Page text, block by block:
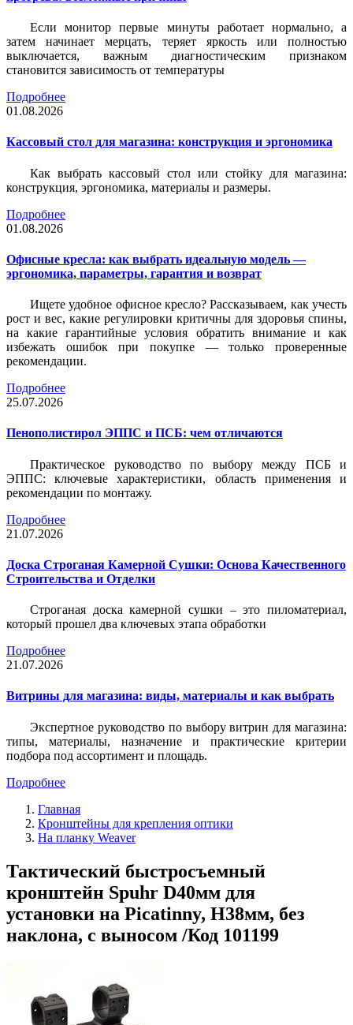
Если монитор первые минуты работает нормально, а
затем начинает мерцать, теряет яркость или полностью
выключается, важным диагностическим признаком
становится зависимость от температуры
Подробнее
01.08.2026
Кассовый стол для магазина: конструкция и эргономика
Как выбрать кассовый стол или стойку для магазина:
конструкция, эргономика, материалы и размеры.
Подробнее
01.08.2026
Офисные кресла: как выбрать идеальную модель —
эргономика, параметры, гарантия и возврат
Ищете удобное офисное кресло? Рассказываем, как учесть
рост и вес, какие регулировки критичны для здоровья спины,
на какие гарантийные условия обратить внимание и как
избежать ошибок при покупке — только проверенные
рекомендации.
Подробнее
25.07.2026
Пенополистирол ЭППС и ПСБ: чем отличаются
Практическое руководство по выбору между ПСБ и
ЭППС: ключевые характеристики, область применения и
рекомендации по монтажу.
Подробнее
21.07.2026
Доска Строганая Камерной Сушки: Основа Качественного
Строительства и Отделки
Строганая доска камерной сушки – это пиломатериал,
который прошел два ключевых этапа обработки
Подробнее
21.07.2026
Витрины для магазина: виды, материалы и как выбрать
Экспертное руководство по выбору витрин для магазина:
типы, материалы, назначение и практические критерии
подбора под ассортимент и площадь.
Подробнее
Главная
Кронштейны для крепления оптики
На планку Weaver
Тактический быстросъемный
кронштейн Spuhr D40мм для
установки на Picatinny, H38мм, без
наклона, с выносом /Код 101199